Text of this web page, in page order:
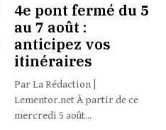
4e pont fermé du 5
au 7 août :
anticipez vos
itinéraires
Par La Rédaction |
Lementor.net À partir de ce
mercredi 5 août...